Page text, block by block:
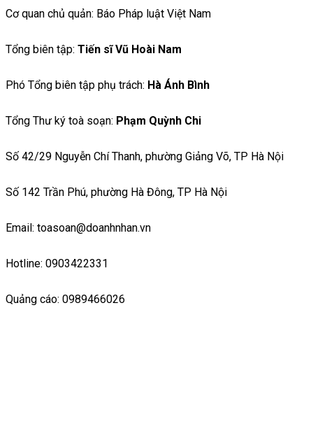
Cơ quan chủ quản: Báo Pháp luật Việt Nam
Tổng biên tập: Tiến sĩ Vũ Hoài Nam
Phó Tổng biên tập phụ trách: Hà Ánh Bình
Tổng Thư ký toà soạn: Phạm Quỳnh Chi
Số 42/29 Nguyễn Chí Thanh, phường Giảng Võ, TP Hà Nội
Số 142 Trần Phú, phường Hà Đông, TP Hà Nội
Email: toasoan@doanhnhan.vn
Hotline: 0903422331
Quảng cáo: 0989466026